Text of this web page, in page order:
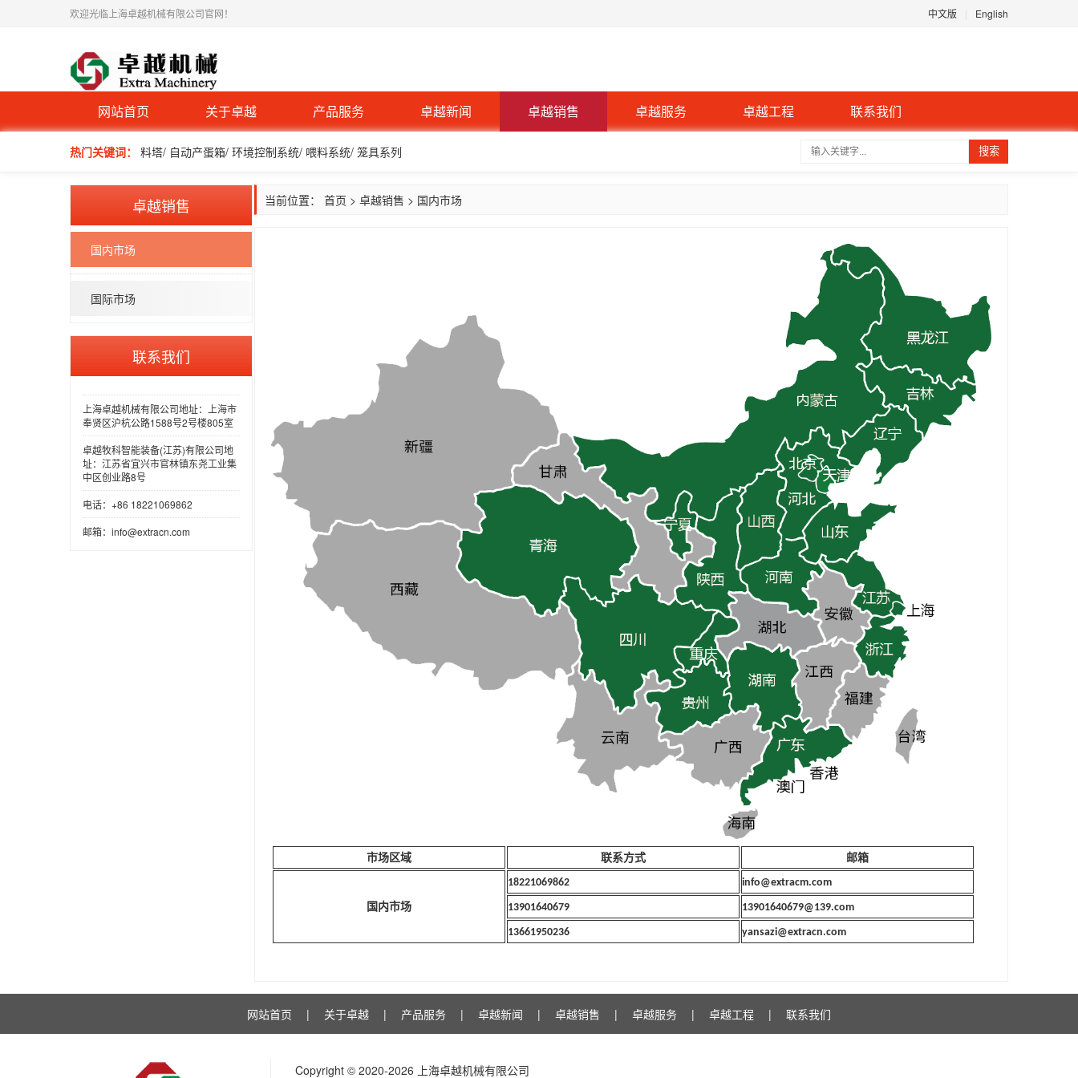
中文版 English
欢迎光临上海卓越机械有限公司官网！
网站首页 关于卓越 产品服务 卓越新闻 卓越销售 卓越服务 卓越工程 联系我们
热门关键词： 料塔/ 自动产蛋箱/ 环境控制系统/ 喂料系统/ 笼具系列 搜索
卓越销售
国内市场
国际市场
联系我们
上海卓越机械有限公司地址：上海市
奉贤区沪杭公路1588号2号楼805室
卓越牧科智能装备(江苏)有限公司地
址：江苏省宜兴市官林镇东尧工业集
中区创业路8号
电话：+86 18221069862
邮箱：info@extracn.com
当前位置： 首页 > 卓越销售 > 国内市场
市场区域 联系方式 邮箱
国内市场
18221069862 info@extracm.com
13901640679 13901640679@139.com
13661950236 yansazi@extracn.com
网站首页 | 关于卓越 | 产品服务 | 卓越新闻 | 卓越销售 | 卓越服务 | 卓越工程 | 联系我们
Copyright © 2020-2026 上海卓越机械有限公司